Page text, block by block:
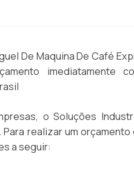
De Maquina De Café
o Soluções
realizar um
a seguir: